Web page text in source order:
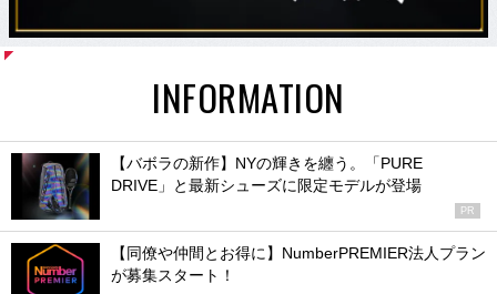
INFORMATION
【バボラの新作】NYの輝きを纏う。「PURE
DRIVE」と最新シューズに限定モデルが登場
PR
【同僚や仲間とお得に】NumberPREMIER法人プラン
が募集スタート！